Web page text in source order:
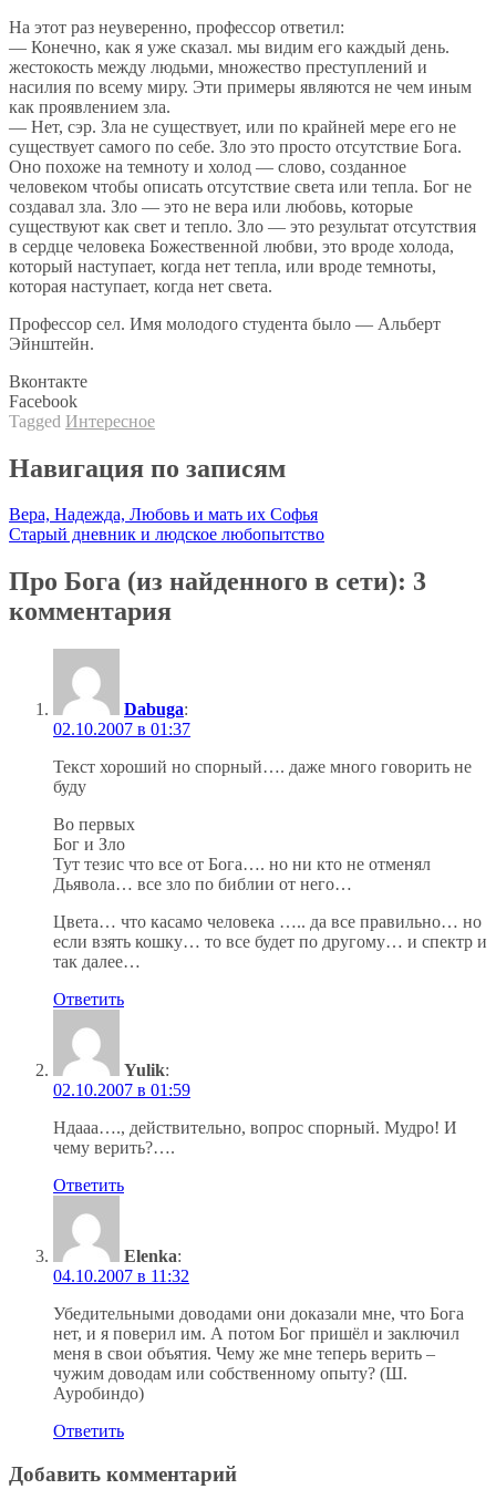
На этот раз неуверенно, профессор ответил:
— Конечно, как я уже сказал. мы видим его каждый день.
жестокость между людьми, множество преступлений и
насилия по всему миру. Эти примеры являются не чем иным
как проявлением зла.
— Нет, сэр. Зла не существует, или по крайней мере его не
существует самого по себе. Зло это просто отсутствие Бога.
Оно похоже на темноту и холод — слово, созданное
человеком чтобы описать отсутствие света или тепла. Бог не
создавал зла. Зло — это не вера или любовь, которые
существуют как свет и тепло. Зло — это результат отсутствия
в сердце человека Божественной любви, это вроде холода,
который наступает, когда нет тепла, или вроде темноты,
которая наступает, когда нет света.
Профессор сел. Имя молодого студента было — Альберт
Эйнштейн.
Вконтакте
Facebook
Tagged Интересное
Навигация по записям
Вера, Надежда, Любовь и мать их Софья
Старый дневник и людское любопытство
Про Бога (из найденного в сети): 3
комментария
Dabuga:
02.10.2007 в 01:37
Текст хороший но спорный…. даже много говорить не
буду
Во первых
Бог и Зло
Тут тезис что все от Бога…. но ни кто не отменял
Дьявола… все зло по библии от него…
Цвета… что касамо человека ….. да все правильно… но
если взять кошку… то все будет по другому… и спектр и
так далее…
Ответить
Yulik:
02.10.2007 в 01:59
Ндааа…., действительно, вопрос спорный. Мудро! И
чему верить?….
Ответить
Elenka:
04.10.2007 в 11:32
Убедительными доводами они доказали мне, что Бога
нет, и я поверил им. А потом Бог пришёл и заключил
меня в свои объятия. Чему же мне теперь верить –
чужим доводам или собственному опыту? (Ш.
Ауробиндо)
Ответить
Добавить комментарий